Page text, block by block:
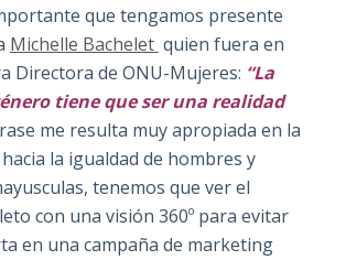
que tengamos presente
Michelle Bachelet quien fuera en
Directora de ONU-Mujeres: “La
tiene que ser una realidad
me resulta muy apropiada en la
la igualdad de hombres y
tenemos que ver el
con una visión 360º para evitar
en una campaña de marketing